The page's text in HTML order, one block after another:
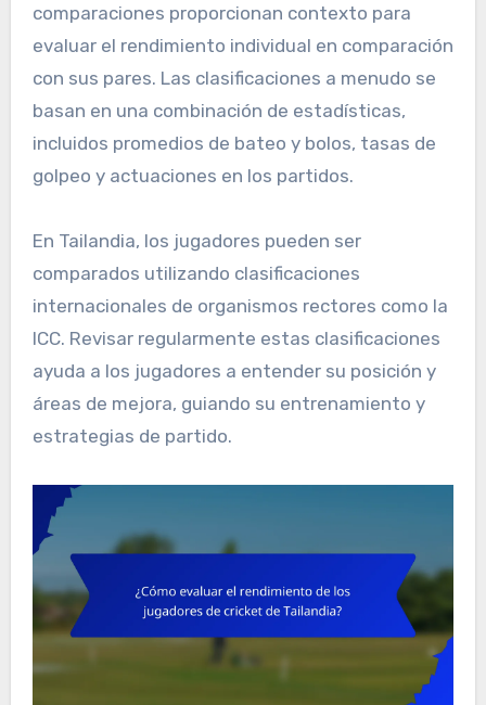
comparaciones proporcionan contexto para
evaluar el rendimiento individual en comparación
con sus pares. Las clasificaciones a menudo se
basan en una combinación de estadísticas,
incluidos promedios de bateo y bolos, tasas de
golpeo y actuaciones en los partidos.
En Tailandia, los jugadores pueden ser
comparados utilizando clasificaciones
internacionales de organismos rectores como la
ICC. Revisar regularmente estas clasificaciones
ayuda a los jugadores a entender su posición y
áreas de mejora, guiando su entrenamiento y
estrategias de partido.